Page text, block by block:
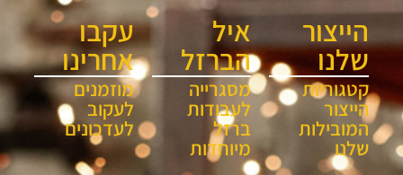
הייצור
שלנו
קטגוריות
הייצור
המובילות
שלנו
איל
הברזל
מסגרייה
לעבודות
ברזל
מיוחדות
עקבו
אחרינו
מוזמנים
לעקוב
לעדכונים